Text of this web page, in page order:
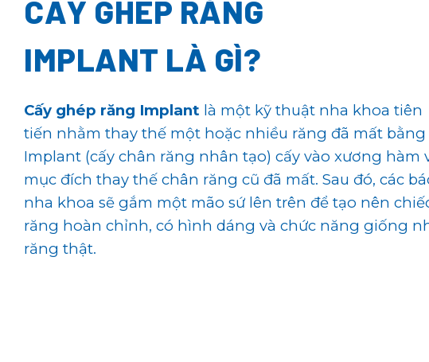
CẤY GHÉP RĂNG
IMPLANT LÀ GÌ?
Cấy ghép răng Implant là một kỹ thuật nha khoa tiên
tiến nhằm thay thế một hoặc nhiều răng đã mất bằng
Implant (cấy chân răng nhân tạo) cấy vào xương hàm
mục đích thay thế chân răng cũ đã mất. Sau đó, các
nha khoa sẽ gắm một mão sứ lên trên để tạo nên
răng hoàn chỉnh, có hình dáng và chức năng giống
răng thật.